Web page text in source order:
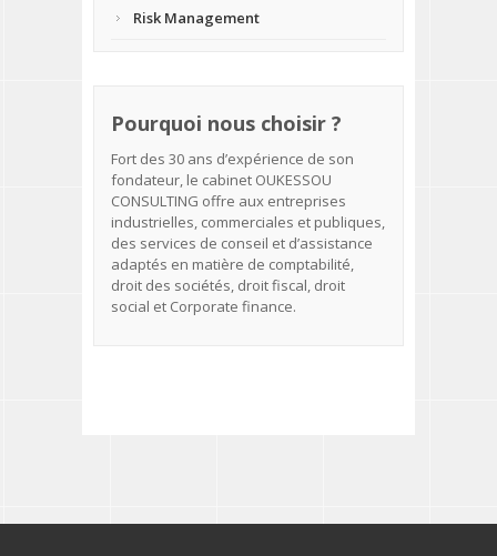
Risk Management
Pourquoi nous choisir ?
Fort des 30 ans d’expérience de son
fondateur, le cabinet OUKESSOU
CONSULTING offre aux entreprises
industrielles, commerciales et publiques,
des services de conseil et d’assistance
adaptés en matière de comptabilité,
droit des sociétés, droit fiscal, droit
social et Corporate finance.